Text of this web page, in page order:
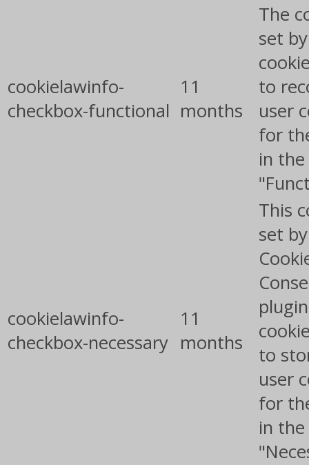
cookielawinfo-
checkbox-functional
11
months
The
set
to
user
for
in
cookielawinfo-
checkbox-necessary
11
months
This
set
to
user
for
in